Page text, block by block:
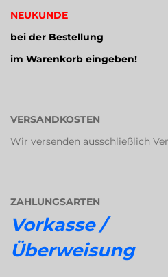
NEUKUNDE
bei der Bestellung
im Warenkorb eingeben!
VERSANDKOSTEN
Wir versenden ausschließlich
ZAHLUNGSARTEN
Vorkasse /
Überweisung